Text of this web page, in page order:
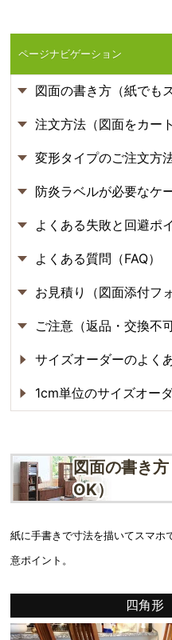
ページナビゲーション
図面の書き方（紙でも
注文方法（図面をカー
変形タイプのご注文方
防炎ラベルが必要なケ
よくある失敗と回避ポ
よくある質問（FAQ）
お見積り（図面添付フ
ご注意（返品・交換不
サイズオーダーのよく
1cm単位のサイズオー
図面の書き
OK）
紙に手書きで寸法を描いてスマホ
意ポイント。
四角形